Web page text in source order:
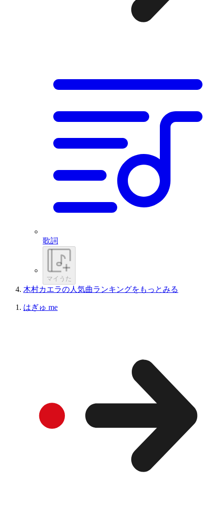
歌詞
マイうた
木村カエラの人気曲ランキングをもっとみる
はぎゅ me